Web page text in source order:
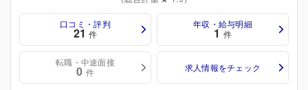
口コミ・評判
21 件
年収・給与明細
1 件
転職・中途面接
0 件 求人情報をチェック